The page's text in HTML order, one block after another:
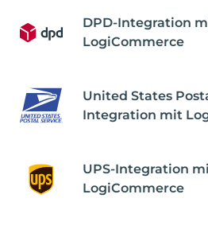
DPD-Integration
LogiCommerce
United States
Integration mit
UPS-Integration
LogiCommerce